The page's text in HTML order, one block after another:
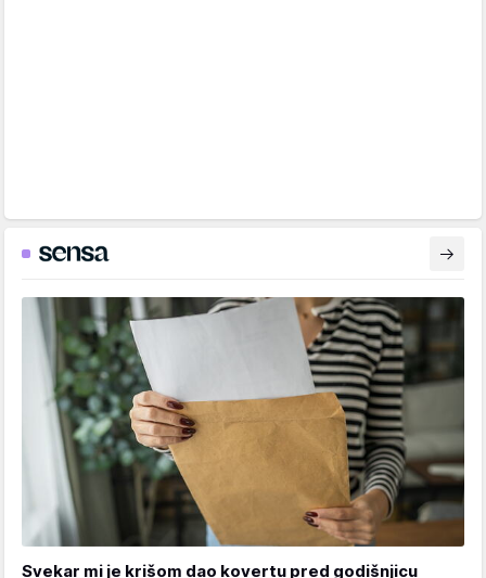
Svekar mi je krišom dao kovertu pred godišnjicu